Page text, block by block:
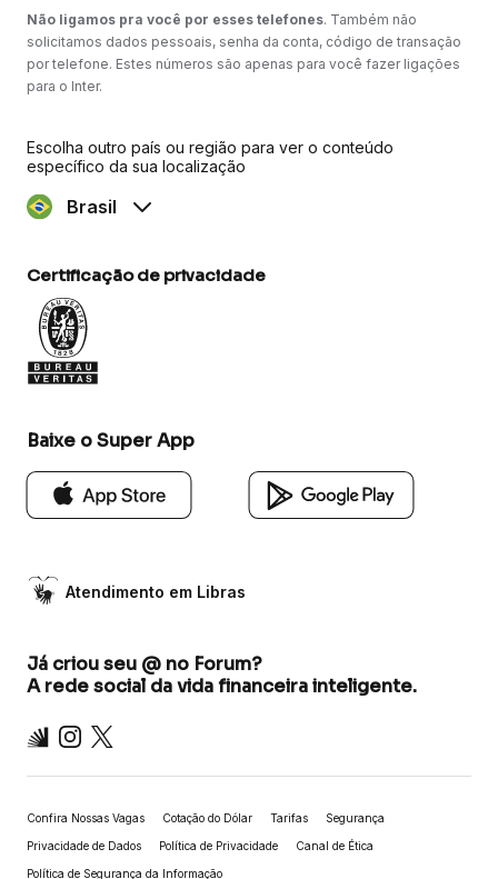
Não ligamos pra você por esses telefones. Também não
solicitamos dados pessoais, senha da conta, código de transação
por telefone. Estes números são apenas para você fazer ligações
para o Inter.
Escolha outro país ou região para ver o conteúdo
específico da sua localização
Brasil
Certificação de privacidade
Baixe o Super App
Atendimento em Libras
Já criou seu @ no Forum?
A rede social da vida financeira inteligente.
Inter Instagram
X
Confira Nossas Vagas Cotação do Dólar Tarifas Segurança
Privacidade de Dados Política de Privacidade Canal de Ética
Política de Segurança da Informação